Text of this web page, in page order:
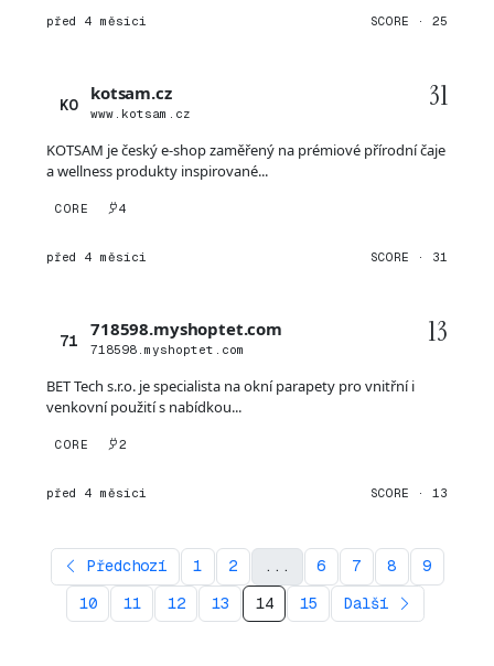
před 4 měsíci SCORE · 25
KO
kotsam.cz
www.kotsam.cz
31
KOTSAM je český e-shop zaměřený na prémiové přírodní čaje
a wellness produkty inspirované...
CORE 4
před 4 měsíci SCORE · 31
71
718598.myshoptet.com
718598.myshoptet.com
13
BET Tech s.r.o. je specialista na okní parapety pro vnitřní i
venkovní použití s nabídkou...
CORE 2
před 4 měsíci SCORE · 13
Předchozí 1 2 ... 6 7 8
9
10
11 12 13 14 15 Další